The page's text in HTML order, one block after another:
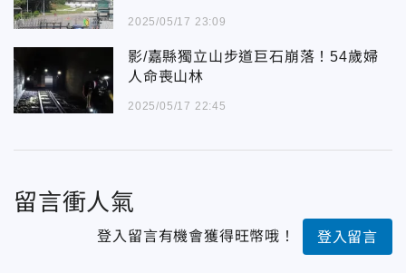
2025/05/17 23:09
影/嘉縣獨立山步道巨石崩落！54歲婦
人命喪山林
2025/05/17 22:45
留言衝人氣
登入留言有機會獲得旺幣哦！ 登入留言